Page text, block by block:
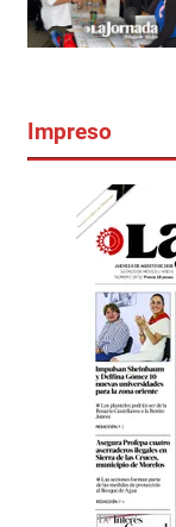
Impreso